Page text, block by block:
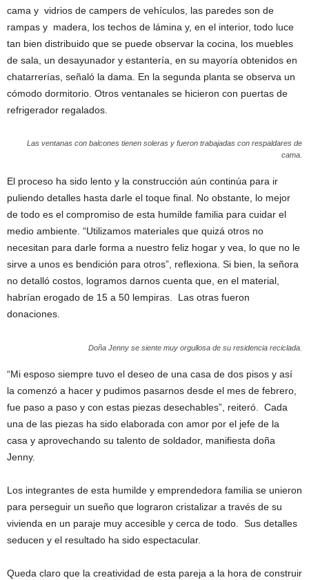
cama y vidrios de campers de vehículos, las paredes son de
rampas y madera, los techos de lámina y, en el interior, todo luce
tan bien distribuido que se puede observar la cocina, los muebles
de sala, un desayunador y estantería, en su mayoría obtenidos en
chatarrerías, señaló la dama. En la segunda planta se observa un
cómodo dormitorio. Otros ventanales se hicieron con puertas de
refrigerador regalados.
Las ventanas con balcones tienen soleras y fueron trabajadas con respaldares de
cama.
El proceso ha sido lento y la construcción aún continúa para ir
puliendo detalles hasta darle el toque final. No obstante, lo mejor
de todo es el compromiso de esta humilde familia para cuidar el
medio ambiente. “Utilizamos materiales que quizá otros no
necesitan para darle forma a nuestro feliz hogar y vea, lo que no le
sirve a unos es bendición para otros”, reflexiona. Si bien, la señora
no detalló costos, logramos darnos cuenta que, en el material,
habrían erogado de 15 a 50 lempiras. Las otras fueron
donaciones.
Doña Jenny se siente muy orgullosa de su residencia reciclada.
“Mi esposo siempre tuvo el deseo de una casa de dos pisos y así
la comenzó a hacer y pudimos pasarnos desde el mes de febrero,
fue paso a paso y con estas piezas desechables”, reiteró. Cada
una de las piezas ha sido elaborada con amor por el jefe de la
casa y aprovechando su talento de soldador, manifiesta doña
Jenny.
Los integrantes de esta humilde y emprendedora familia se unieron
para perseguir un sueño que lograron cristalizar a través de su
vivienda en un paraje muy accesible y cerca de todo. Sus detalles
seducen y el resultado ha sido espectacular.
Queda claro que la creatividad de esta pareja a la hora de construir